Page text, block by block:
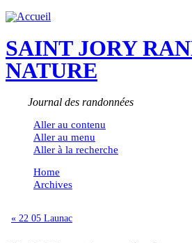
SAINT JORY
NATURE
Journal des randonnées
Aller au contenu
Aller au menu
Aller à la recherche
Home
Archives
« 22 05 Launac